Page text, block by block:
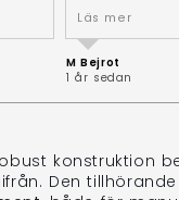
tid
leveranser!
Svar från
Hej Mikael,
Stort tack för
skruvpålar
Dina fina ord
Läs mer
M Bejrot
1 år sedan
konstruktion
Den tillhörande